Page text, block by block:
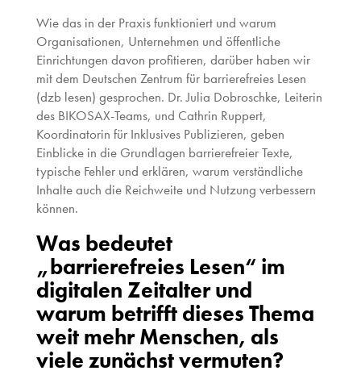
Wie das in der Praxis funktioniert und warum
Organisationen, Unternehmen und öffentliche
Einrichtungen davon profitieren, darüber haben wir
mit dem Deutschen Zentrum für barrierefreies Lesen
(dzb lesen) gesprochen. Dr. Julia Dobroschke, Leiterin
des BIKOSAX-Teams, und Cathrin Ruppert,
Koordinatorin für Inklusives Publizieren, geben
Einblicke in die Grundlagen barrierefreier Texte,
typische Fehler und erklären, warum verständliche
Inhalte auch die Reichweite und Nutzung verbessern
können.
Was bedeutet
„barrierefreies Lesen“ im
digitalen Zeitalter und
warum betrifft dieses Thema
weit mehr Menschen, als
viele zunächst vermuten?